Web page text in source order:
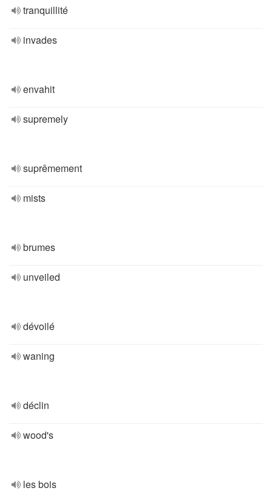
tranquillité
invades
envahit
supremely
suprêmement
mists
brumes
unveiled
dévoilé
waning
déclin
wood's
les bois